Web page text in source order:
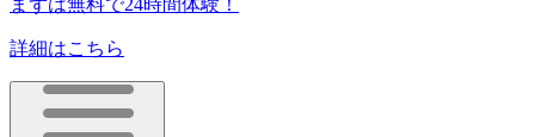
まずは無料で24時間体験！
詳細はこちら